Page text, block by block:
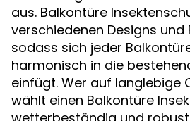
aus. Balkontüre
verschiedenen Designs und
sodass sich jeder
harmonisch in die
einfügt. Wer auf langlebige
wählt einen Balkontüre